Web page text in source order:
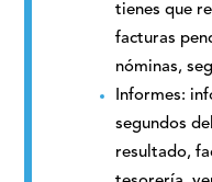
tienes que
facturas
nóminas,
Informes:
segundos
resultado,